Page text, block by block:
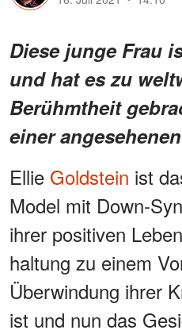
Diese junge Frau
und hat es zu
Berühmtheit
einer
Ellie Goldstein ist
Model mit Down-
ihrer positiven
haltung zu einem
Überwindung ihrer
ist und nun das